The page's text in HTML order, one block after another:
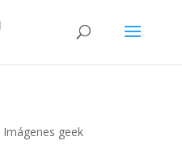
Imágenes geek